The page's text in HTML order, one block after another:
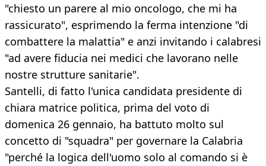
"chiesto un parere al mio oncologo, che mi ha
rassicurato", esprimendo la ferma intenzione "di
combattere la malattia" e anzi invitando i calabresi
"ad avere fiducia nei medici che lavorano nelle
nostre strutture sanitarie".
Santelli, di fatto l'unica candidata presidente di
chiara matrice politica, prima del voto di
domenica 26 gennaio, ha battuto molto sul
concetto di "squadra" per governare la Calabria
"perché la logica dell'uomo solo al comando si è